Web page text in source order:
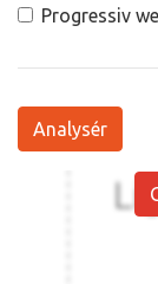
Progressiv
Analysér